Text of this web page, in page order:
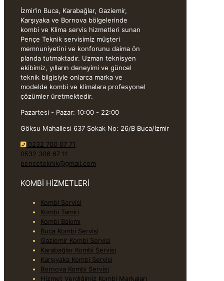
İzmir’in Buca, Karabağlar, Gaziemir,
Karşıyaka ve Bornova bölgelerinde
kombi ve Klima servis hizmetleri sunan
Pençe Teknik servisimiz müşteri
memnuniyetini ve konforunu daima ön
planda tutmaktadır. Uzman teknisyen
ekibimiz, yılların deneyimi ve güncel
teknik bilgisiyle onlarca marka ve
modelde kombi ve klimalara profesyonel
çözümler üretmektedir.
Pazartesi - Pazar: 10:00 - 22:00
Göksu Mahallesi 637 Sokak No: 26/B Buca/İzmir
0232 700 07 71
0532 306 67 11
penceteknik@gmail.com
KOMBİ HİZMETLERİ
Kombi Servisi
Kombi Tamiri
Kombi Bakımı
Buca Kombi Servisi
Gaziemir Kombi Servisi
Karabağlar Kombi Servisi
Karşıyaka Kombi Servisi
Bornova Kombi Servisi
Hizmet Verdiğimiz Kombi Markaları